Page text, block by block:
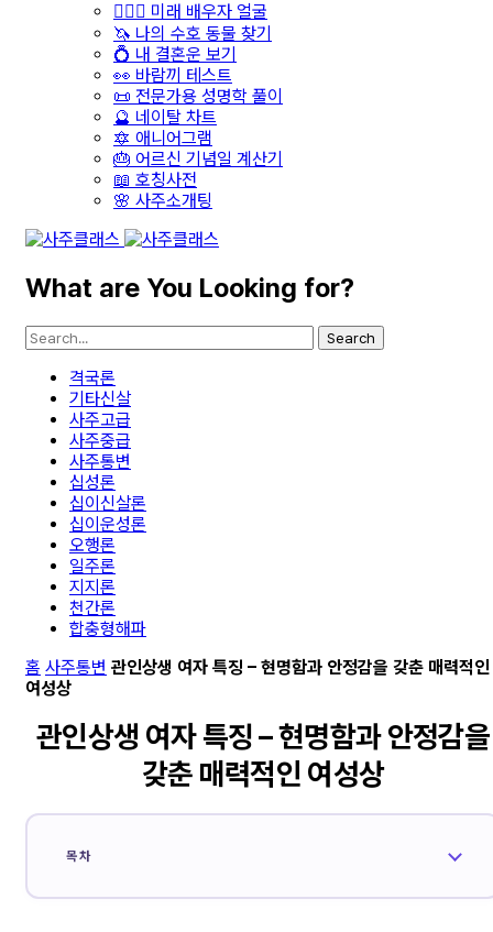
👩‍❤️‍👨 미래 배우자 얼굴
🦄 나의 수호 동물 찾기
💍 내 결혼운 보기
👀 바람끼 테스트
📜 전문가용 성명학 풀이
🔮 네이탈 차트
🔯 애니어그램
🎂 어르신 기념일 계산기
📖 호칭사전
🌸 사주소개팅
What are You Looking for?
Search
격국론
기타신살
사주고급
사주중급
사주통변
십성론
십이신살론
십이운성론
오행론
일주론
지지론
천간론
합충형해파
홈 사주통변 관인상생 여자 특징 – 현명함과 안정감을 갖춘 매력적인
여성상
관인상생 여자 특징 – 현명함과 안정감을
갖춘 매력적인 여성상
목차